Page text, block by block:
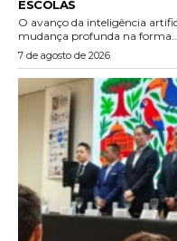
ESCOLAS
O avanço da inteligência
mudança profunda na
7 de agosto de 2026